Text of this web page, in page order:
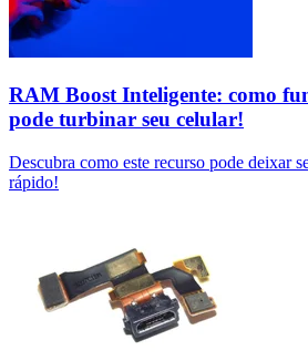
RAM Boost Inteligente: como
pode turbinar seu celular!
Descubra como este recurso pode deixar
rápido!